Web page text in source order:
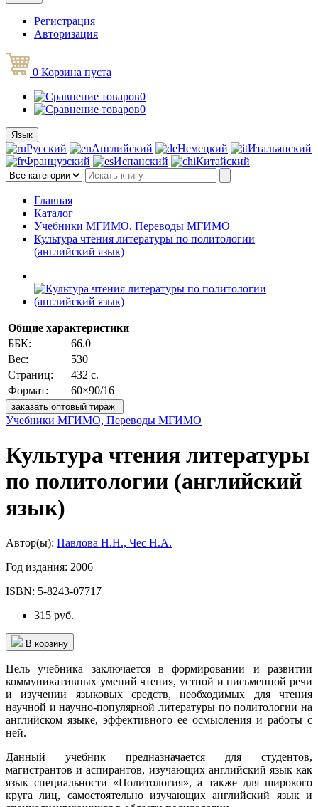
Регистрация
Авторизация
0 Корзина пуста
0
0
Язык
Русский Английский Немецкий
Итальянский
Французский
Испанский Китайский
Главная
Каталог
Учебники МГИМО, Переводы МГИМО
Культура чтения литературы по политологии
(английский язык)
Общие характеристики
ББК:
66.0
Вес:
530
Страниц:
432 с.
Формат:
60×90/16
заказать оптовый тираж
Учебники МГИМО, Переводы МГИМО
Культура чтения литературы
по политологии (английский
язык)
Автор(ы): Павлова Н.Н., Чес Н.А.
Год издания: 2006
ISBN: 5-8243-07717
315 руб.
В корзину
Цель учебника заключается в формировании и развитии
комму­никативных умений чтения, устной и письменной речи
и изучении языковых средств, необходимых для чтения
научной и научно-попу­лярной литературы по политологии на
английском языке, эффектив­ного ее осмысления и работы с
ней.
Данный учебник предназначается для студентов,
магистрантов и аспирантов, изучающих английский язык как
язык специальности «Политология», а также для широкого
круга лиц, самостоятельно изучающих английский язык и